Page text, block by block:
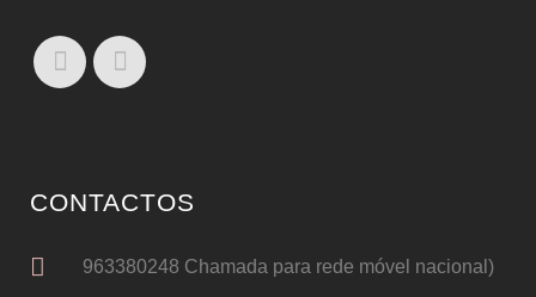
CONTACTOS
963380248 Chamada para rede móvel nacional)